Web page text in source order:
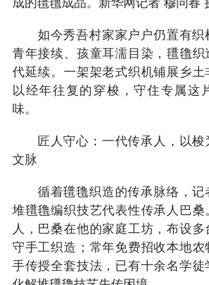
如今秀吾村家家户户仍置有织
青年接续、孩童耳濡目染，氆氇
代延续。一架架老式织机铺展乡土
以经年往复的穿梭，守住专属这
味。
匠人守心：一代传承人，以梭
文脉
循着氆氇织造的传承脉络，记
堆氆氇编织技艺代表性传承人巴
人，巴桑在他的家庭工坊，布设
守手工织造；常年免费招收本地
手传授全套技法，已有十余名学徒